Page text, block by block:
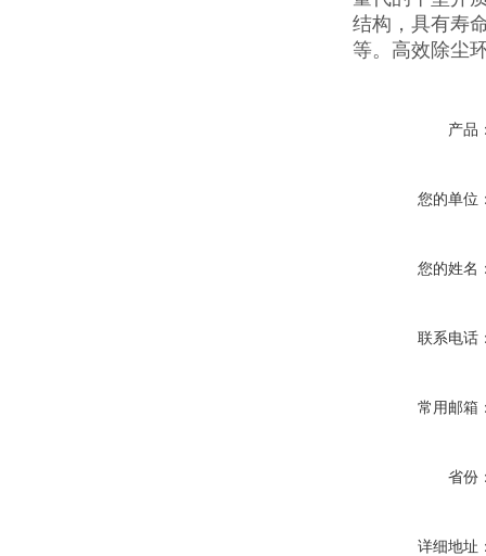
结构，具有寿
等。高效除尘
产品
您的单位
您的姓名
联系电话
常用邮箱
省份
详细地址